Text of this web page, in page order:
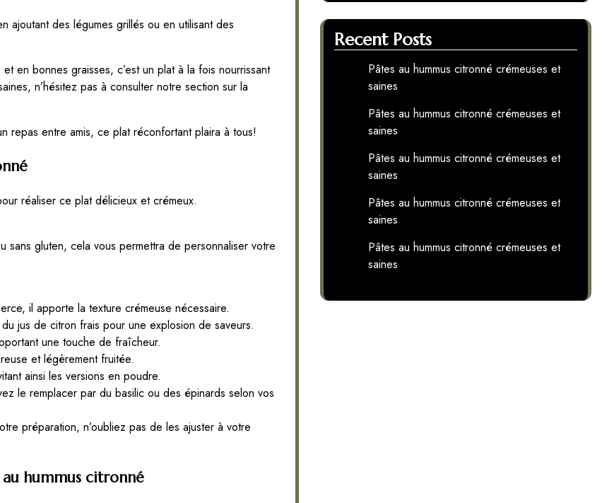
ajoutant des légumes grillés ou en utilisant des
en bonnes graisses, c’est un plat à la fois nourrissant
n’hésitez pas à consulter notre section sur la
entre amis, ce plat réconfortant plaira à tous!
réaliser ce plat délicieux et crémeux.
gluten, cela vous permettra de personnaliser votre
il apporte la texture crémeuse nécessaire.
jus de citron frais pour une explosion de saveurs.
une touche de fraîcheur.
et légèrement fruitée.
ainsi les versions en poudre.
le remplacer par du basilic ou des épinards selon vos
préparation, n’oubliez pas de les ajuster à votre
hummus citronné
Recent Posts
Pâtes au hummus citronné crémeuses et
saines
Pâtes au hummus citronné crémeuses et
saines
Pâtes au hummus citronné crémeuses et
saines
Pâtes au hummus citronné crémeuses et
saines
Pâtes au hummus citronné crémeuses et
saines